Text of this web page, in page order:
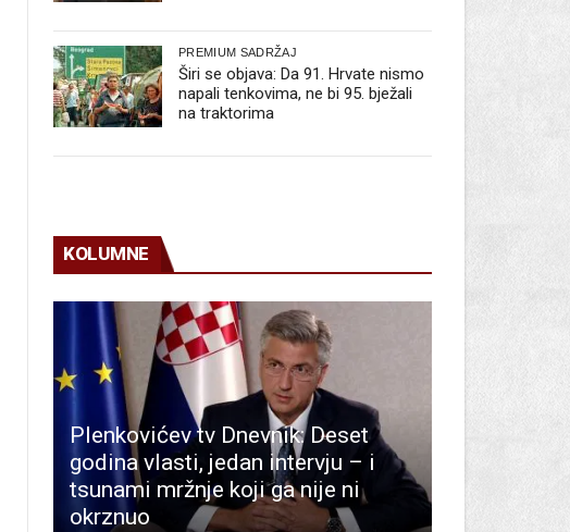
PREMIUM SADRŽAJ
Širi se objava: Da 91. Hrvate nismo
napali tenkovima, ne bi 95. bježali
na traktorima
KOLUMNE
Plenkovićev tv Dnevnik: Deset
godina vlasti, jedan intervju – i
tsunami mržnje koji ga nije ni
okrznuo